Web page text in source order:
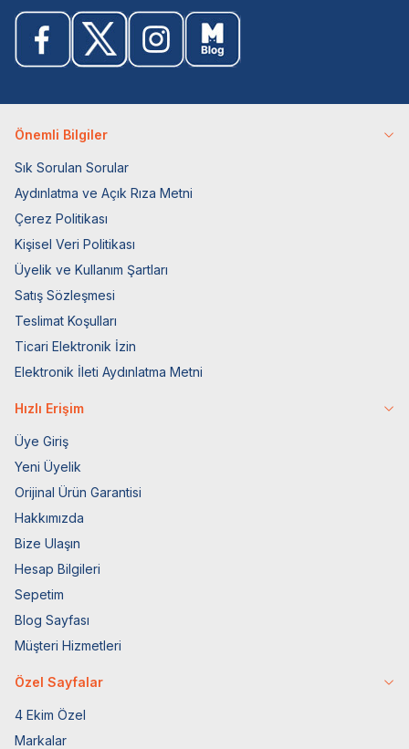
Önemli Bilgiler
Sık Sorulan Sorular
Aydınlatma ve Açık Rıza Metni
Çerez Politikası
Kişisel Veri Politikası
Üyelik ve Kullanım Şartları
Satış Sözleşmesi
Teslimat Koşulları
Ticari Elektronik İzin
Elektronik İleti Aydınlatma Metni
Hızlı Erişim
Üye Giriş
Yeni Üyelik
Orijinal Ürün Garantisi
Hakkımızda
Bize Ulaşın
Hesap Bilgileri
Sepetim
Blog Sayfası
Müşteri Hizmetleri
Özel Sayfalar
4 Ekim Özel
Markalar